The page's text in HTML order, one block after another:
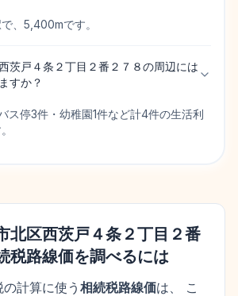
、5,400mです。
茨戸４条２丁目２番２７８の周辺には
すか？
ス停3件・幼稚園1件など計4件の生活利
北区西茨戸４条２丁目２番
税路線価を調べるには
計算に使う 相続税路線価は、 こ